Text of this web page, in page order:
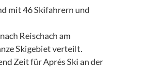
mit 46 Skifahrern und
Reischach am
Skigebiet verteilt.
Zeit für Aprés Ski an der